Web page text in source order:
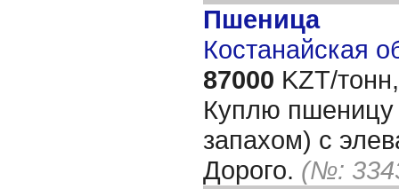
Пшеница
Костанайская
87000 KZT/тонн,
Куплю пшеницу
запахом) с
Дорого. (№: